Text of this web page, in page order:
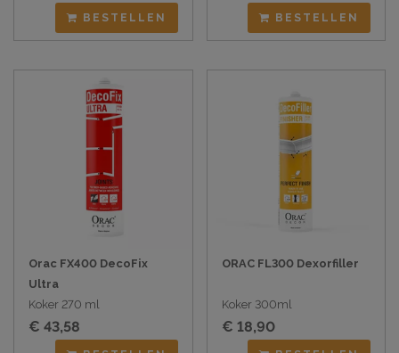
BESTELLEN BESTELLEN
Orac FX400 DecoFix
Ultra
Koker 270 ml
€ 43,58
ORAC FL300 Dexorfiller
Koker 300ml
€ 18,90